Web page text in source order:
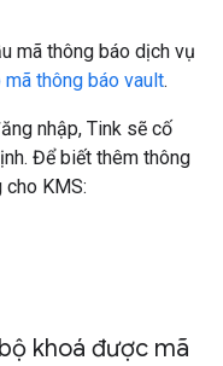
mã thông báo dịch vụ
mã thông báo vault.
nhập, Tink sẽ cố
Để biết thêm thông
cho KMS:
khoá được mã